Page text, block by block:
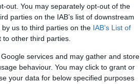
out. You may separately opt-out of the
parties on the IAB’s list of downstream
us to third parties on the IAB’s List of
other third parties.
services and may gather and store
behaviour. You may click to grant or
your data for below specified purposes
del sito o